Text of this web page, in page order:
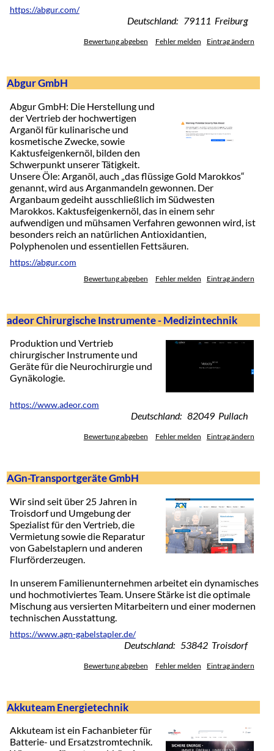
https://abgur.com/
Deutschland: 79111 Freiburg
Bewertung abgeben Fehler melden Eintrag ändern
Abgur GmbH
Abgur GmbH: Die Herstellung und
der Vertrieb der hochwertigen
Arganöl für kulinarische und
kosmetische Zwecke, sowie
Kaktusfeigenkernöl, bilden den
Schwerpunkt unserer Tätigkeit.
Unsere Öle: Arganöl, auch „das flüssige Gold Marokkos“
genannt, wird aus Arganmandeln gewonnen. Der
Arganbaum gedeiht ausschließlich im Südwesten
Marokkos. Kaktusfeigenkernöl, das in einem sehr
aufwendigen und mühsamen Verfahren gewonnen wird, ist
besonders reich an natürlichen Antioxidantien,
Polyphenolen und essentiellen Fettsäuren.
https://abgur.com
Bewertung abgeben Fehler melden Eintrag ändern
adeor Chirurgische Instrumente - Medizintechnik
Produktion und Vertrieb
chirurgischer Instrumente und
Geräte für die Neurochirurgie und
Gynäkologie.
https://www.adeor.com
Deutschland: 82049 Pullach
Bewertung abgeben Fehler melden Eintrag ändern
AGn-Transportgeräte GmbH
Wir sind seit über 25 Jahren in
Troisdorf und Umgebung der
Spezialist für den Vertrieb, die
Vermietung sowie die Reparatur
von Gabelstaplern und anderen
Flurförderzeugen.
In unserem Familienunternehmen arbeitet ein dynamisches
und hochmotiviertes Team. Unsere Stärke ist die optimale
Mischung aus versierten Mitarbeitern und einer modernen
technischen Ausstattung.
https://www.agn-gabelstapler.de/
Deutschland: 53842 Troisdorf
Bewertung abgeben Fehler melden Eintrag ändern
Akkuteam Energietechnik
Akkuteam ist ein Fachanbieter für
Batterie- und Ersatzstromtechnik.